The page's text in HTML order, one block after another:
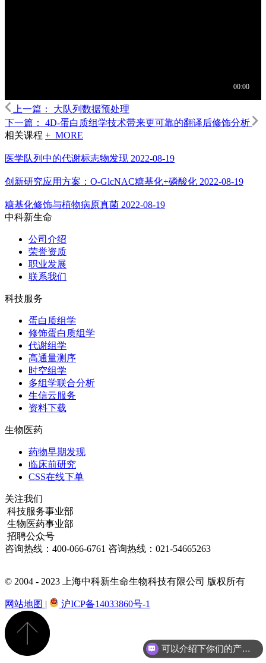
上一篇：
大队列数据预处理
下一篇：
4D-蛋白质组学技术带来更可靠的翻译后修饰分析
相关课程 + MORE
医学队列中的代谢标志物发现 2022-08-19
创新研究应用方案：O-GlcNAC糖基化+磷酸化 2022-08-19
糖基化修饰与植物病原真菌 2022-08-19
中科新生命
公司介绍
荣誉资质
职业发展
联系我们
科技服务
蛋白质组学
修饰蛋白质组学
代谢组学
高通量测序
时空组学
多组学联合分析
生信云服务
资料下载
生物医药
药物早期发现
临床前研究
CSS在线下单
关注我们
科技服务事业部
生物医药事业部
招聘公众号
咨询热线： 400-066-6761 咨询热线： 021-54665263
© 2004 - 2023 上海中科新生命生物科技有限公司 版权所有
网站地图 | 沪ICP备14033860号-1
可以介绍下你们的产品么？